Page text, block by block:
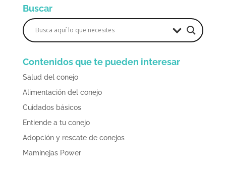
Buscar
Contenidos que te pueden interesar
Salud del conejo
Alimentación del conejo
Cuidados básicos
Entiende a tu conejo
Adopción y rescate de conejos
Maminejas Power